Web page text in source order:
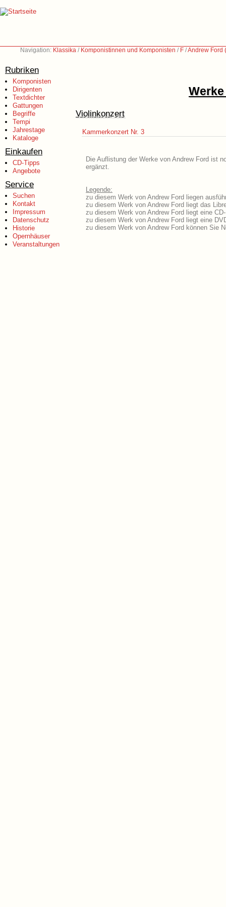
Navigation: Klassika / Komponistinnen und Komponisten / F /Andrew Ford
Rubriken
Komponisten
Dirigenten
Textdichter
Gattungen
Begriffe
Tempi
Jahrestage
Kataloge
Einkaufen
CD-Tipps
Angebote
Service
Suchen
Kontakt
Impressum
Datenschutz
Historie
Opernhäuser
Veranstaltungen
Violinkonzert
Kammerkonzert Nr. 3
Die Auflistung der Werke von Andrew Ford ist
ergänzt.
Legende:
zu diesem Werk von Andrew Ford liegen
zu diesem Werk von Andrew Ford liegt das
zu diesem Werk von Andrew Ford liegt eine
zu diesem Werk von Andrew Ford liegt eine
zu diesem Werk von Andrew Ford können Sie